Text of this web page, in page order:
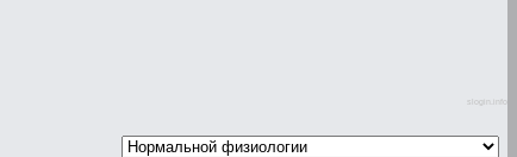
slogin.info